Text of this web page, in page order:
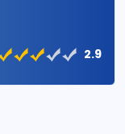
2.9